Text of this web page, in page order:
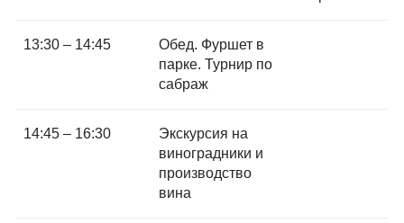
13:30 – 14:45
Обед. Фуршет в
парке. Турнир по
сабраж
14:45 – 16:30
Экскурсия на
виноградники и
производство
вина